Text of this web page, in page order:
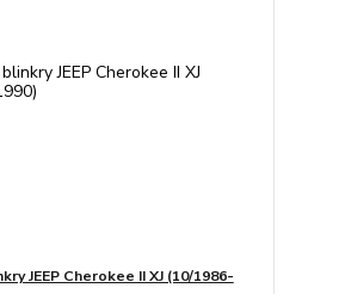
JEEP Cherokee II XJ (10/1986-